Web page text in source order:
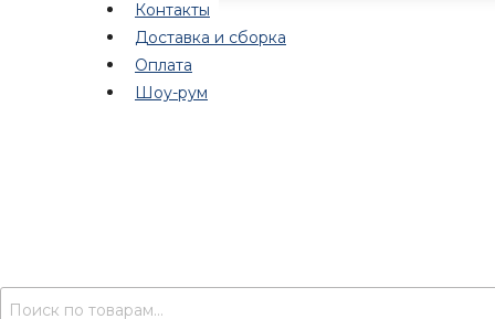
Контакты
Доставка и сборка
Оплата
Шоу-рум
Искать: